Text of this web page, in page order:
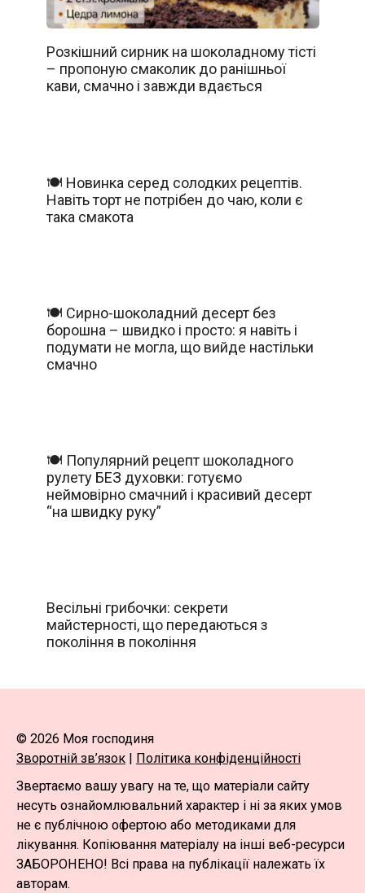
Розкішний сирник на шоколадному тісті
– пропоную смаколик до ранішньої
кави, смачно і завжди вдається
🍽️ Новинка серед солодких рецептів.
Навіть торт не потрібен до чаю, коли є
така смакота
🍽️ Сирно-шоколадний десерт без
борошна – швидко і просто: я навіть і
подумати не могла, що вийде настільки
смачно
🍽️ Популярний рецепт шоколадного
рулету БЕЗ духовки: готуємо
неймовірно смачний і красивий десерт
“на швидку руку”
Весільні грибочки: секрети
майстерності, що передаються з
покоління в покоління
© 2026 Моя господиня
Зворотній зв’язок | Політика конфіденційності
Звертаємо вашу увагу на те, що матеріали сайту
несуть ознайомлювальний характер і ні за яких умов
не є публічною офертою або методиками для
лікування. Копіювання матеріалу на інші веб-ресурси
ЗАБОРОНЕНО! Всі права на публікації належать їх
авторам.